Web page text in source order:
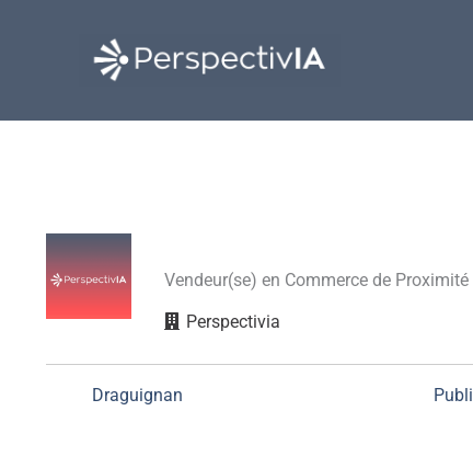
Vendeur(se) en Commerce de
Perspectivia
Draguignan